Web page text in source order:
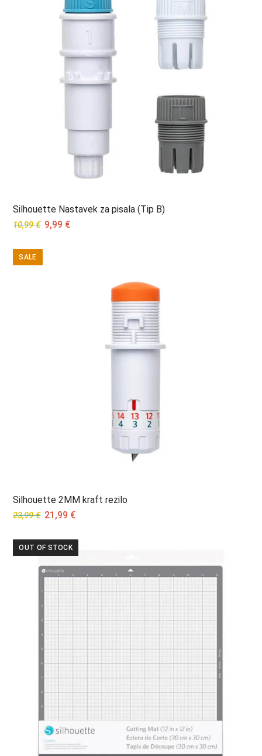
Silhouette Nastavek za pisala (Tip B)
10,99€ Original
was:
10,99 €.
9,99 €Current
SALE
Silhouette 2MM kraft rezilo
23,99€ Original
was:
23,99 €.
21,99 €Current
is:
21,99 €.
OUT OF STOCK